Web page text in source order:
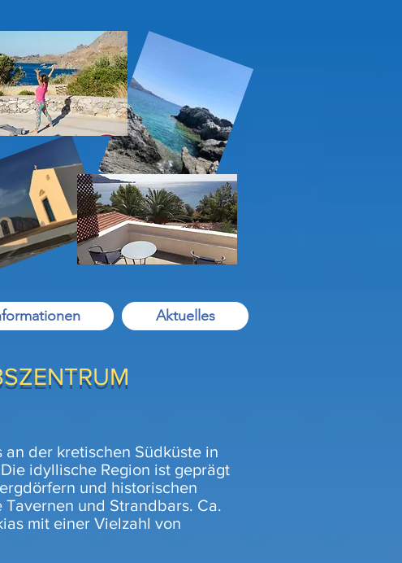
Aktuelles
der kretischen Südküste in
idyllische Region ist geprägt
und historischen
und Strandbars. Ca.
mit einer Vielzahl von